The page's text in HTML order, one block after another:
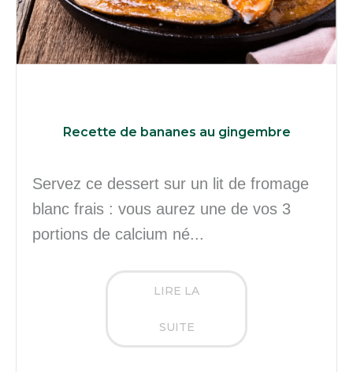
Recette de bananes au gingembre
Servez ce dessert sur un lit de fromage
blanc frais : vous aurez une de vos 3
portions de calcium né...
LIRE LA
SUITE